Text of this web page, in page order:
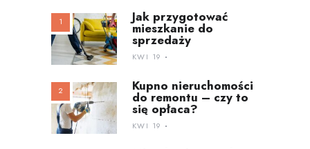
Jak przygotować
mieszkanie do
sprzedaży
KWI 19
Kupno nieruchomości
do remontu – czy to
się opłaca?
KWI 19